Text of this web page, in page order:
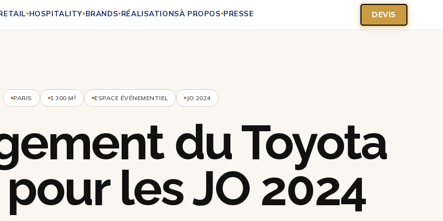
▾HOSPITALITY▾BRANDS▾RÉALISATIONSÀ PROPOS▾PRESSE DEVIS
PARIS 1 300 M² ESPACE ÉVÉNEMENTIEL JO 2024
du Toyota
les JO 2024